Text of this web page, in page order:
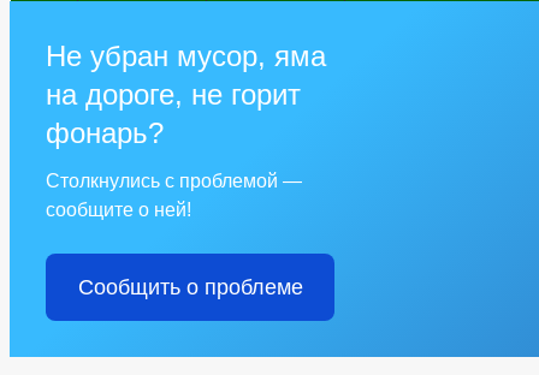
Не убран мусор, яма
на дороге, не горит
фонарь?
Столкнулись с проблемой —
сообщите о ней!
Сообщить о проблеме